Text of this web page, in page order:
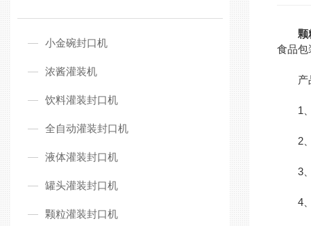
小金碗封口机
浓酱灌装机
饮料灌装封口机
全自动灌装封口机
液体灌装封口机
罐头灌装封口机
颗粒灌装封口机
颗
食品包
产
1、
2、
3、
4、